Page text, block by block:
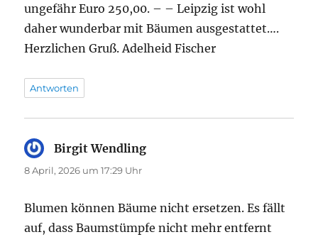
ungefähr Euro 250,00. – – Leipzig ist wohl
daher wunderbar mit Bäumen ausgestattet….
Herzlichen Gruß. Adelheid Fischer
Antworten
Birgit Wendling
8 April, 2026 um 17:29 Uhr
Blumen können Bäume nicht ersetzen. Es fällt
auf, dass Baumstümpfe nicht mehr entfernt